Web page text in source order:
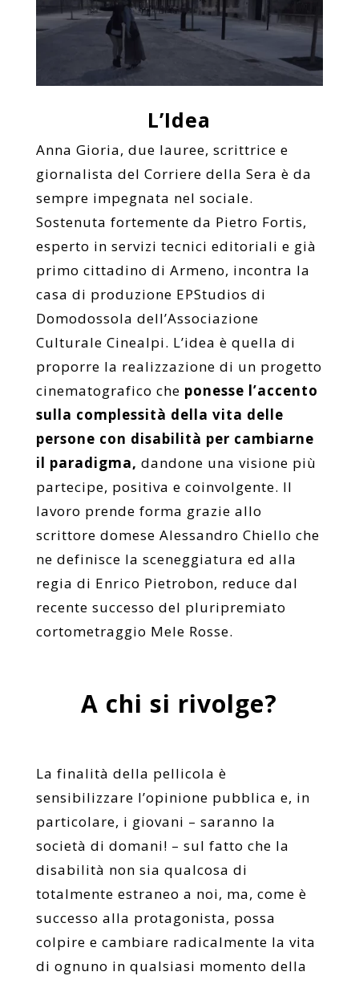
L’Idea
Anna Gioria, due lauree, scrittrice e
giornalista del Corriere della Sera è da
sempre impegnata nel sociale.
Sostenuta fortemente da Pietro Fortis,
esperto in servizi tecnici editoriali e già
primo cittadino di Armeno, incontra la
casa di produzione EPStudios di
Domodossola dell’Associazione
Culturale Cinealpi. L’idea è quella di
proporre la realizzazione di un progetto
cinematografico che ponesse l’accento
sulla complessità della vita delle
persone con disabilità per cambiarne
il paradigma, dandone una visione più
partecipe, positiva e coinvolgente. Il
lavoro prende forma grazie allo
scrittore domese Alessandro Chiello che
ne definisce la sceneggiatura ed alla
regia di Enrico Pietrobon, reduce dal
recente successo del pluripremiato
cortometraggio Mele Rosse.
A chi si rivolge?
La finalità della pellicola è
sensibilizzare l’opinione pubblica e, in
particolare, i giovani – saranno la
società di domani! – sul fatto che la
disabilità non sia qualcosa di
totalmente estraneo a noi, ma, come è
successo alla protagonista, possa
colpire e cambiare radicalmente la vita
di ognuno in qualsiasi momento della